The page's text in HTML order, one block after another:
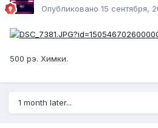
Опубликовано 15 сентября,
500 рэ. Химки.
1 month later...